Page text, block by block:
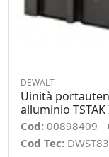
DEWALT
Uinità
alluminio TSTAK
Cod: 00898409
Cod Tec: